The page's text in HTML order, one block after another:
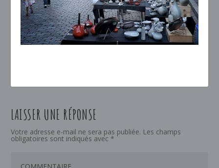
LAISSER UNE RÉPONSE
Votre adresse e-mail ne sera pas publiée. Les champs
obligatoires sont indiqués avec *